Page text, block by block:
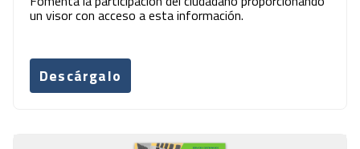
un visor con acceso a esta información.
Descárgalo